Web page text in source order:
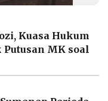
Kuasa Hukum
MK soal